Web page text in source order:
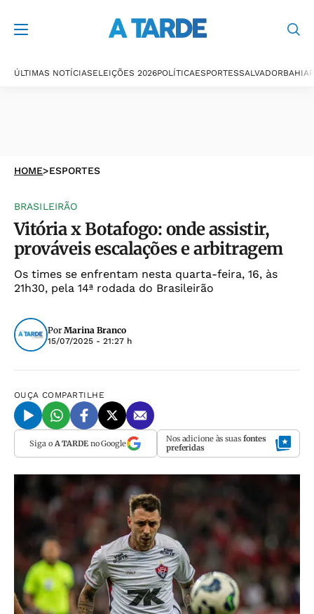
ÚLTIMAS NOTÍCIASELEIÇÕES 2026POLÍTICAESPORTESSALVADORBAHIA
HOME>ESPORTES
BRASILEIRÃO
Vitória x Botafogo: onde assistir,
prováveis escalações e arbitragem
Os times se enfrentam nesta quarta-feira, 16, às
21h30, pela 14ª rodada do Brasileirão
Por Marina Branco
15/07/2025 - 21:27 h
OUÇA COMPARTILHE
Siga o A TARDEno Google Nos adicione às suas fontes
preferidas